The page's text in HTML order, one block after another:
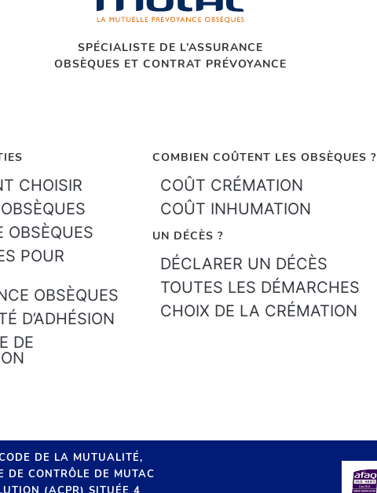
SPÉCIALISTE DE L’ASSURANCE
OBSÈQUES ET CONTRAT PRÉVOYANCE
CHOISIR
OBSÈQUES
POUR
OBSÈQUES
D’ADHÉSION
DE
COMBIEN COÛTENT LES OBSÈQUES ?
COÛT CRÉMATION
COÛT INHUMATION
UN DÉCÈS ?
DÉCLARER UN DÉCÈS
TOUTES LES DÉMARCHES
CHOIX DE LA CRÉMATION
DE LA MUTUALITÉ,
DE CONTRÔLE DE MUTAC